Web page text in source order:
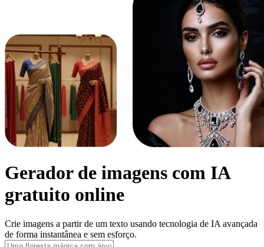
Gerador de imagens com IA
gratuito online
Crie imagens a partir de um texto usando tecnologia de IA avançada
de forma instantânea e sem esforço.